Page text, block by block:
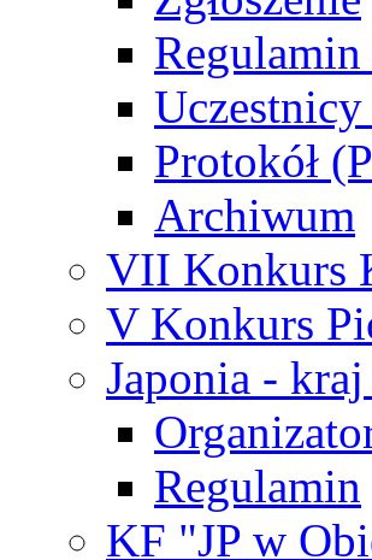
Protokół
Archiwum
VII Konkurs
V Konkurs
Japonia -
Regulamin
KF "JP w